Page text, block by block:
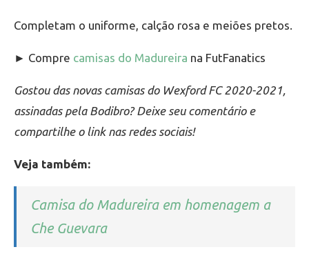
Completam o uniforme, calção rosa e meiões pretos.
► Compre camisas do Madureira na FutFanatics
Gostou das novas camisas do Wexford FC 2020-2021,
assinadas pela Bodibro? Deixe seu comentário e
compartilhe o link nas redes sociais!
Veja também:
Camisa do Madureira em homenagem a
Che Guevara